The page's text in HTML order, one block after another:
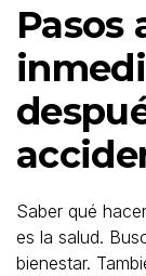
Pasos
Saber qué
es la salud.
bienestar.